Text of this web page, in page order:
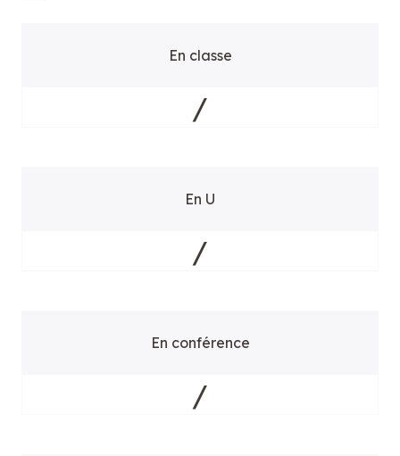
En classe
/
En U
/
En conférence
/